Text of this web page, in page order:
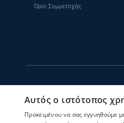
Όροι Συμμετοχής
Αυτός ο ιστότοπος
Προκειμένου να σας εγγυηθούμε